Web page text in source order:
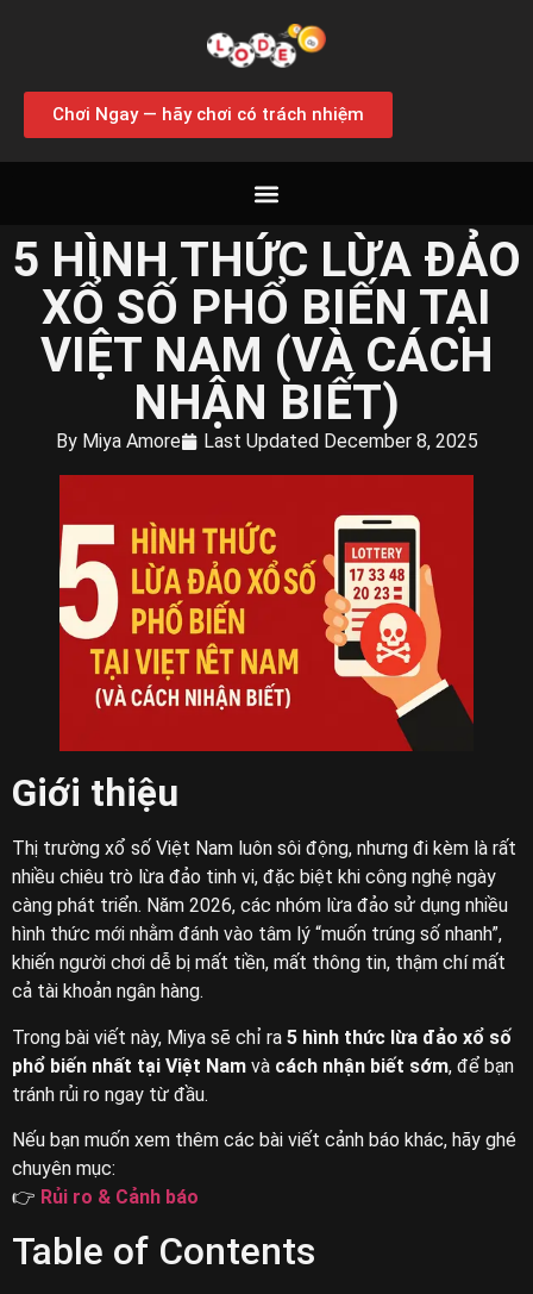
Chơi Ngay — hãy chơi có trách nhiệm
5 HÌNH THỨC LỪA ĐẢO
XỔ SỐ PHỔ BIẾN TẠI
VIỆT NAM (VÀ CÁCH
NHẬN BIẾT)
By Miya Amore Last Updated December 8, 2025
Giới thiệu
Thị trường xổ số Việt Nam luôn sôi động, nhưng đi kèm là rất
nhiều chiêu trò lừa đảo tinh vi, đặc biệt khi công nghệ ngày
càng phát triển. Năm 2026, các nhóm lừa đảo sử dụng nhiều
hình thức mới nhằm đánh vào tâm lý “muốn trúng số nhanh”,
khiến người chơi dễ bị mất tiền, mất thông tin, thậm chí mất
cả tài khoản ngân hàng.
Trong bài viết này, Miya sẽ chỉ ra 5 hình thức lừa đảo xổ số
phổ biến nhất tại Việt Nam và cách nhận biết sớm, để bạn
tránh rủi ro ngay từ đầu.
Nếu bạn muốn xem thêm các bài viết cảnh báo khác, hãy ghé
chuyên mục:
👉 Rủi ro & Cảnh báo
Table of Contents